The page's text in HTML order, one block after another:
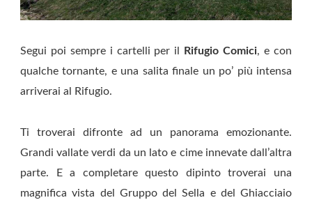
Segui poi sempre i cartelli per il Rifugio Comici, e con
qualche tornante, e una salita finale un po’ più intensa
arriverai al Rifugio.
Ti troverai difronte ad un panorama emozionante.
Grandi vallate verdi da un lato e cime innevate dall’altra
parte. E a completare questo dipinto troverai una
magnifica vista del Gruppo del Sella e del Ghiacciaio